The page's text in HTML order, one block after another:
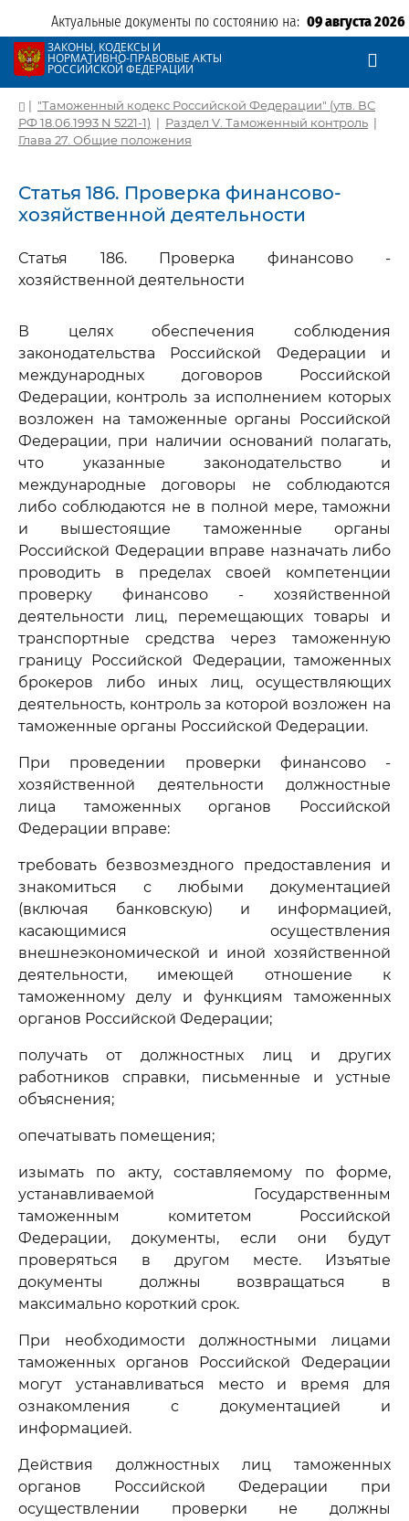
Актуальные документы по состоянию на: 09 августа 2026
ЗАКОНЫ, КОДЕКСЫ И
НОРМАТИВНО-ПРАВОВЫЕ АКТЫ
РОССИЙСКОЙ ФЕДЕРАЦИИ
| "Таможенный кодекс Российской Федерации" (утв. ВС
РФ 18.06.1993 N 5221-1) | Раздел V. Таможенный контроль |
Глава 27. Общие положения
Статья 186. Проверка финансово-
хозяйственной деятельности
Статья 186. Проверка финансово -
хозяйственной деятельности
В целях обеспечения соблюдения
законодательства Российской Федерации и
международных договоров Российской
Федерации, контроль за исполнением которых
возложен на таможенные органы Российской
Федерации, при наличии оснований полагать,
что указанные законодательство и
международные договоры не соблюдаются
либо соблюдаются не в полной мере, таможни
и вышестоящие таможенные органы
Российской Федерации вправе назначать либо
проводить в пределах своей компетенции
проверку финансово - хозяйственной
деятельности лиц, перемещающих товары и
транспортные средства через таможенную
границу Российской Федерации, таможенных
брокеров либо иных лиц, осуществляющих
деятельность, контроль за которой возложен на
таможенные органы Российской Федерации.
При проведении проверки финансово -
хозяйственной деятельности должностные
лица таможенных органов Российской
Федерации вправе:
требовать безвозмездного предоставления и
знакомиться с любыми документацией
(включая банковскую) и информацией,
касающимися осуществления
внешнеэкономической и иной хозяйственной
деятельности, имеющей отношение к
таможенному делу и функциям таможенных
органов Российской Федерации;
получать от должностных лиц и других
работников справки, письменные и устные
объяснения;
опечатывать помещения;
изымать по акту, составляемому по форме,
устанавливаемой Государственным
таможенным комитетом Российской
Федерации, документы, если они будут
проверяться в другом месте. Изъятые
документы должны возвращаться в
максимально короткий срок.
При необходимости должностными лицами
таможенных органов Российской Федерации
могут устанавливаться место и время для
ознакомления с документацией и
информацией.
Действия должностных лиц таможенных
органов Российской Федерации при
осуществлении проверки не должны